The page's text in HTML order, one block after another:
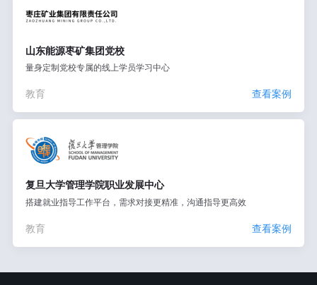
山东能源枣矿集团党校
量身定制党校专属的线上学员学习中心
教育 查看案例
复旦大学管理学院职业发展中心
搭建就业指导工作平台，需求对接更精准，沟通指导更高效
教育 查看案例